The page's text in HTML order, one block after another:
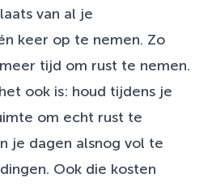
van al je
keer op te nemen. Zo
tijd om rust te nemen.
ook is: houd tijdens je
om echt rust te
je dagen alsnog vol te
Ook die kosten